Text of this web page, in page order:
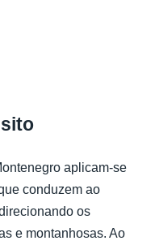
aplicam-se
conduzem ao
os
e montanhosas. Ao